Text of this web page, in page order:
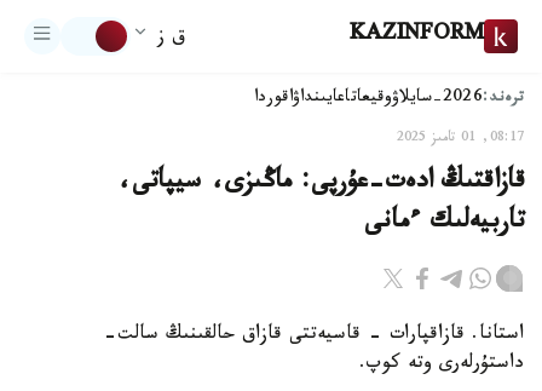
KAZINFORM ق ز
ترەند:2026-سايلاۋ وقيعاتاعايىنداۋاقوردا
08:17, 01 تامىز 2025
قازاقتىڭ ادەت-عۇرپى: ماڭىزى، سيپاتى،
تاربيەلىك ءمانى
استانا. قازاقپارات - قاسيەتتى قازاق حالقىنىڭ سالت-
داستۇرلەرى وتە كوپ.